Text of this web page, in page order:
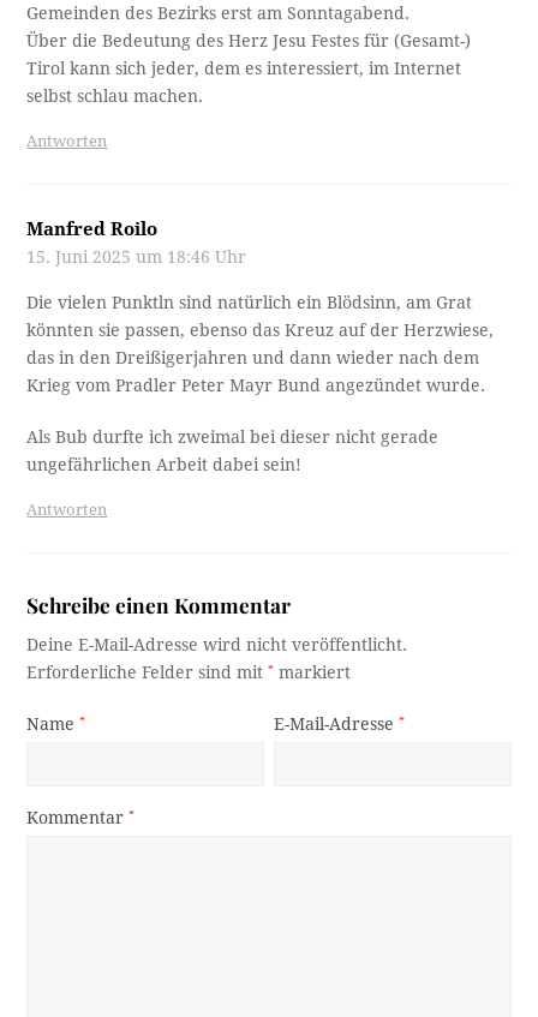
Gemeinden des Bezirks erst am Sonntagabend.
Über die Bedeutung des Herz Jesu Festes für (Gesamt-)
Tirol kann sich jeder, dem es interessiert, im Internet
selbst schlau machen.
Antworten
Manfred Roilo
15. Juni 2025 um 18:46 Uhr
Die vielen Punktln sind natürlich ein Blödsinn, am Grat
könnten sie passen, ebenso das Kreuz auf der Herzwiese,
das in den Dreißigerjahren und dann wieder nach dem
Krieg vom Pradler Peter Mayr Bund angezündet wurde.
Als Bub durfte ich zweimal bei dieser nicht gerade
ungefährlichen Arbeit dabei sein!
Antworten
Schreibe einen Kommentar
Deine E-Mail-Adresse wird nicht veröffentlicht.
Erforderliche Felder sind mit* markiert
Name* E-Mail-Adresse*
Kommentar*